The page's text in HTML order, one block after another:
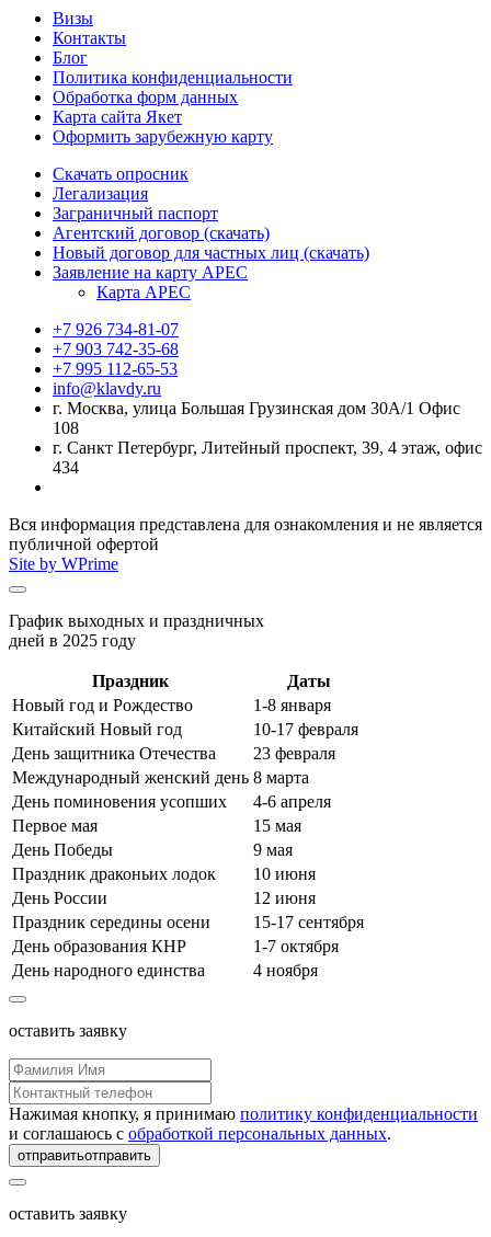
Визы
Контакты
Блог
Политика конфиденциальности
Обработка форм данных
Карта сайта Якет
Оформить зарубежную карту
Скачать опросник
Легализация
Заграничный паспорт
Агентский договор (скачать)
Новый договор для частных лиц (скачать)
Заявление на карту APEC
Карта APEC
+7 926 734-81-07
+7 903 742-35-68
+7 995 112-65-53
info@klavdy.ru
г. Москва, улица Большая Грузинская дом 30А/1 Офис
108
г. Санкт Петербург, Литейный проспект, 39, 4 этаж, офис
434
Вся информация представлена для ознакомления и не является
публичной офертой
Site by WPrime
График выходных и праздничных
дней в 2025 году
Праздник
Даты
Новый год и Рождество
1-8 января
Китайский Новый год
10-17 февраля
День защитника Отечества
23 февраля
Международный женский день 8 марта
День поминовения усопших
4-6 апреля
Первое мая
15 мая
День Победы
9 мая
Праздник драконьих лодок
10 июня
День России
12 июня
Праздник середины осени
15-17 сентября
День образования КНР
1-7 октября
День народного единства
4 ноября
оставить заявку
Нажимая кнопку, я принимаю политику конфиденциальности
и соглашаюсь с обработкой персональных данных.
отправитьотправить
оставить заявку